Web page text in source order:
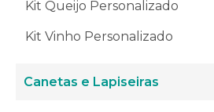
Kit Queijo Personalizado
Kit Vinho Personalizado
Canetas e Lapiseiras